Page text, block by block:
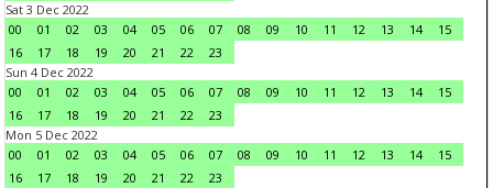
Sat 3 Dec 2022
00
01 02 03 04 05 06 07 08 09 10 11 12 13 14
15
16
17 18 19 20 21 22
23
Sun 4 Dec 2022
00
01 02 03 04 05 06 07 08 09 10 11 12 13 14
15
16
17 18 19 20 21 22
23
Mon 5 Dec 2022
00
01 02 03 04 05 06 07 08 09 10 11 12 13 14
15
16
17 18 19 20 21 22
23